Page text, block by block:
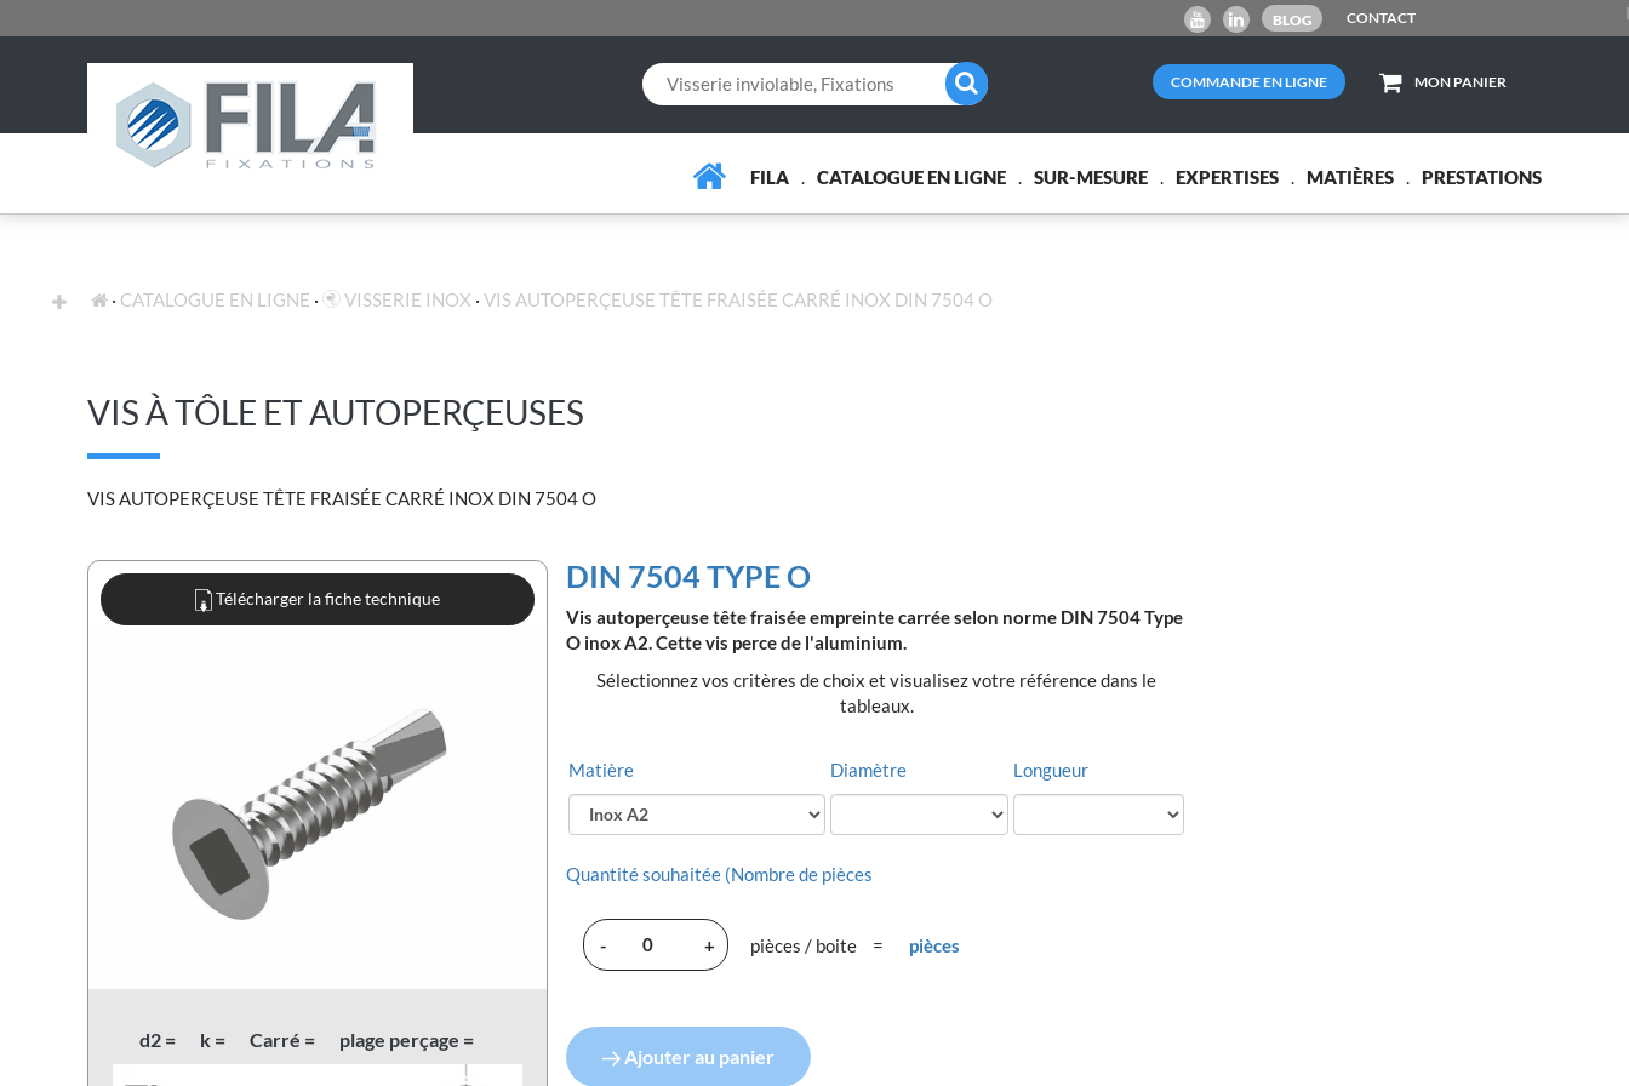
BLOG CONTACT
COMMANDE EN LIGNE MON PANIER
FILA CATALOGUE EN LIGNE SUR-MESURE EXPERTISES MATIÈRES PRESTATIONS
EXPERTISES
CATALOGUE EN LIGNE VISSERIE INOX VIS AUTOPERÇEUSE TÊTE FRAISÉE CARRÉ INOX DIN 7504 O
VIS À TÔLE ET AUTOPERÇEUSES
VIS AUTOPERÇEUSE TÊTE FRAISÉE CARRÉ INOX DIN 7504 O
Télécharger la fiche technique
d2 = k = Carré = plage perçage =
DIN 7504 TYPE O
Vis autoperçeuse tête fraisée empreinte carrée selon norme DIN 7504 Type
O inox A2. Cette vis perce de l'aluminium.
Sélectionnez vos critères de choix et visualisez votre référence dans le
tableaux.
Matière Diamètre Longueur
Quantité souhaitée (Nombre de pièces
- + pièces / boite = pièces
Ajouter au panier